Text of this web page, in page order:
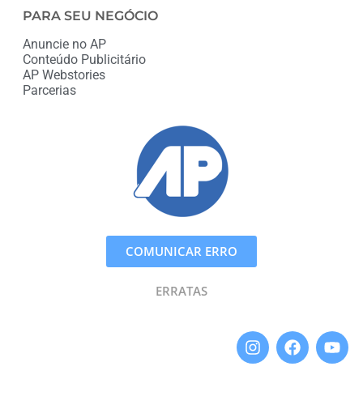
PARA SEU NEGÓCIO
Anuncie no AP
Conteúdo Publicitário
AP Webstories
Parcerias
COMUNICAR ERRO
ERRATAS